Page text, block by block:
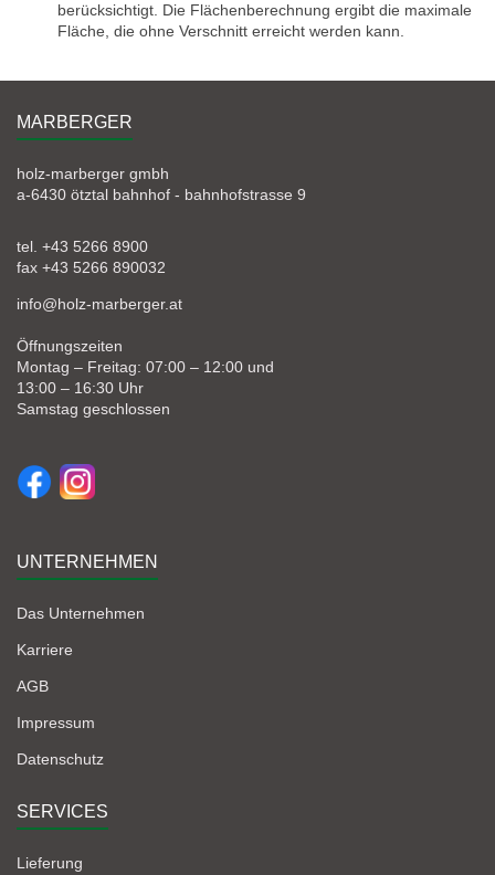
berücksichtigt. Die Flächenberechnung ergibt die maximale
Fläche, die ohne Verschnitt erreicht werden kann.
MARBERGER
holz-marberger gmbh
a-6430 ötztal bahnhof - bahnhofstrasse 9
tel. +43 5266 8900
fax +43 5266 890032
info@holz-marberger.at
Öffnungszeiten
Montag – Freitag: 07:00 – 12:00 und
13:00 – 16:30 Uhr
Samstag geschlossen
UNTERNEHMEN
Das Unternehmen
Karriere
AGB
Impressum
Datenschutz
SERVICES
Lieferung